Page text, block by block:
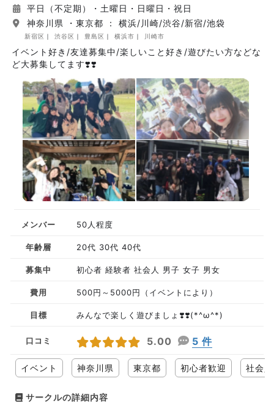
平日（不定期）・土曜日・日曜日・祝日
神奈川県 ・東京都 ： 横浜/川崎/渋谷/新宿/池袋
新宿区 渋谷区 豊島区 横浜市 川崎市
イベント好き/友達募集中/楽しいこと好き/遊びたい方などな
ど大募集してます❣️❣️
メンバー 50人程度
年齢層 20代 30代 40代
募集中 初心者 経験者 社会人 男子 女子 男女
費用 500円～5000円（イベントにより）
目標 みんなで楽しく遊びましょ❣️❣️(*^ω^*)
口コミ 5.00 5 件
イベント 神奈川県 東京都 初心者歓迎 社会
サークルの詳細内容